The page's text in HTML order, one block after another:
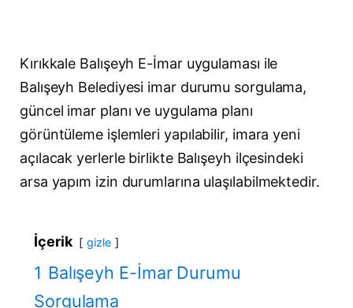
Kırıkkale Balışeyh E-İmar uygulaması ile
Balışeyh Belediyesi imar durumu sorgulama,
güncel imar planı ve uygulama planı
görüntüleme işlemleri yapılabilir, imara yeni
açılacak yerlerle birlikte Balışeyh ilçesindeki
arsa yapım izin durumlarına ulaşılabilmektedir.
İçerik gizle
1 Balışeyh E-İmar Durumu
Sorgulama